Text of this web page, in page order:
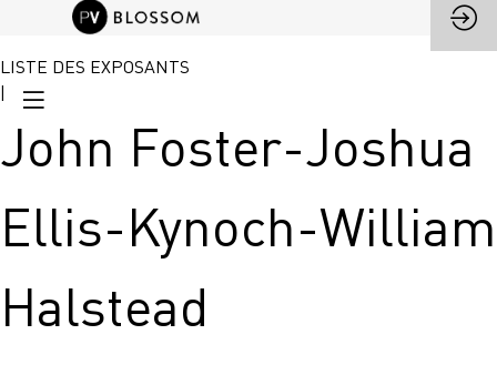
LISTE DES EXPOSANTS
John Foster-Joshua
Ellis-Kynoch-William
Halstead